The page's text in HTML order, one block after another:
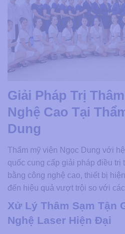
Giải Pháp Trị
Nghệ Cao Tại
Dung
Thẩm mỹ viện Ngọc Dung với
quốc cung cấp giải pháp điều trị
bằng công nghệ cao, thiết bị
đến hiệu quả vượt trội so với
Xử Lý Thâm Sạm Tận
Nghệ Laser Hiện Đại